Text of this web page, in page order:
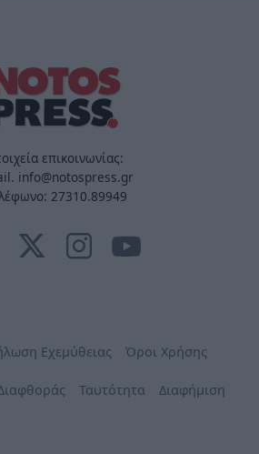
επικοινωνίας:
info@notospress.gr
27310.89949
Εχεμύθειας Όροι Χρήσης
Ταυτότητα Διαφήμιση